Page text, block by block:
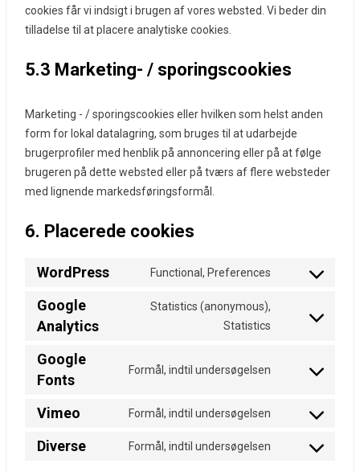
cookies får vi indsigt i brugen af ​​vores websted. Vi beder din
tilladelse til at placere analytiske cookies.
5.3 Marketing- / sporingscookies
Marketing - / sporingscookies eller hvilken som helst anden
form for lokal datalagring, som bruges til at udarbejde
brugerprofiler med henblik på annoncering eller på at følge
brugeren på dette websted eller på tværs af flere websteder
med lignende markedsføringsformål.
6. Placerede cookies
WordPress Functional, Preferences
Consent
service
Google
Analytics
Statistics (anonymous),
Statistics
Consent
google-
Google
Fonts
Formål, indtil undersøgelsen
Consent
service
fonts
Vimeo Formål, indtil undersøgelsen
Consent
service
Diverse Formål, indtil undersøgelsen
Consent